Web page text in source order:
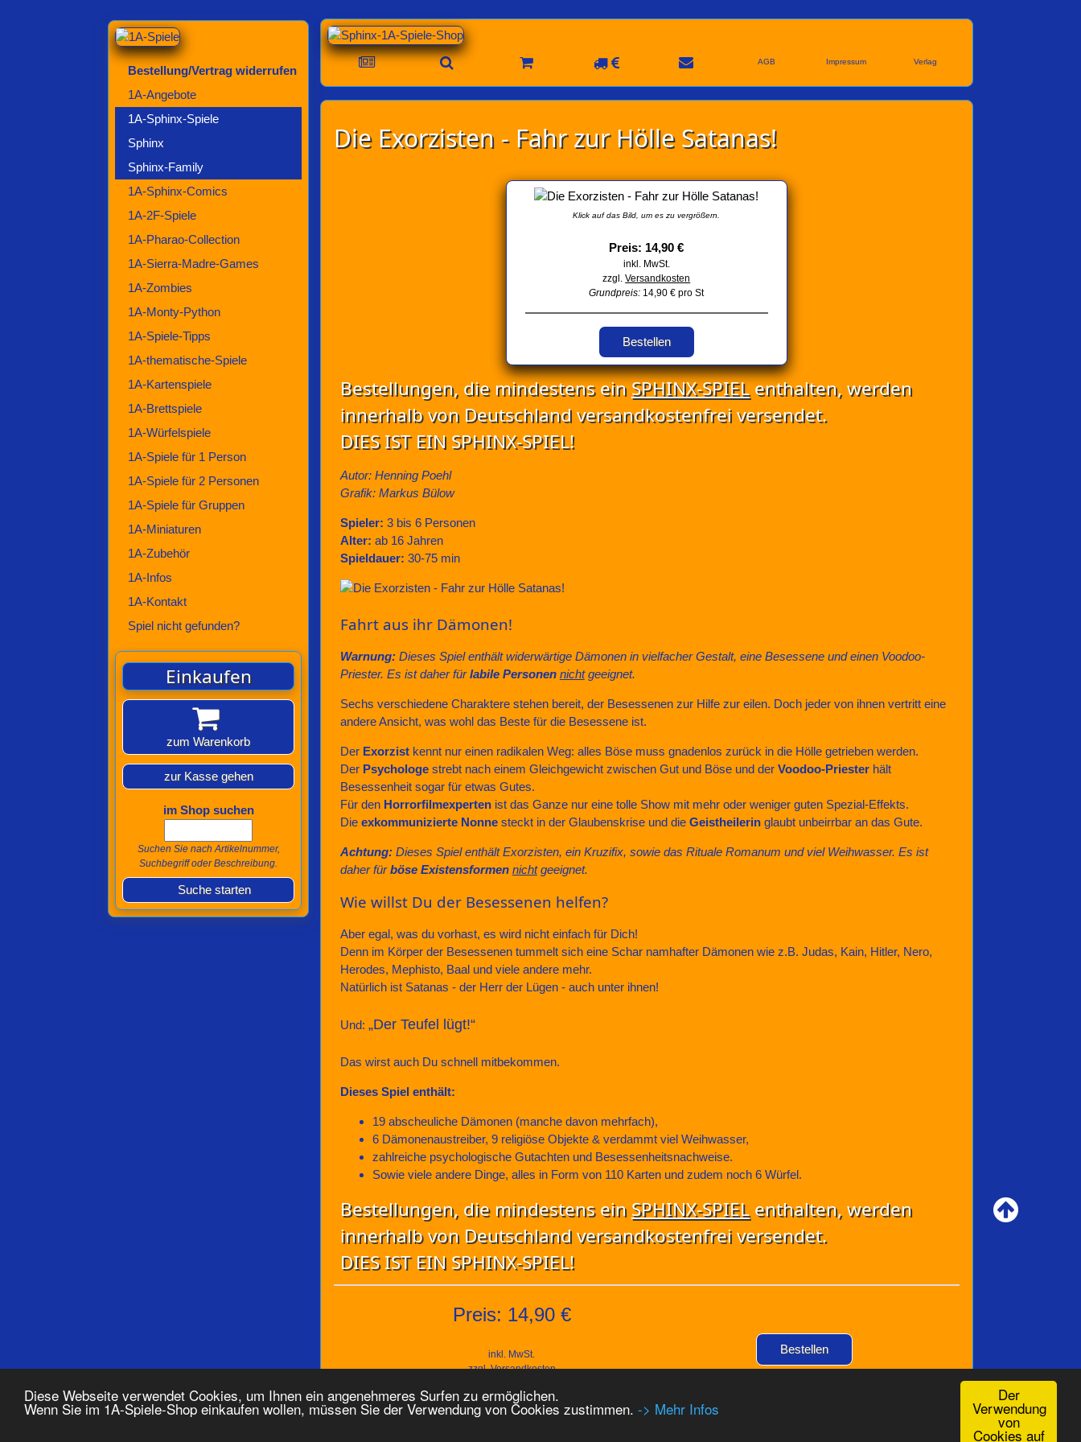
Der
Verwendung
von
Cookies auf
Diese Webseite verwendet Cookies, um Ihnen ein angenehmeres Surfen zu ermöglichen.
Wenn Sie im 1A-Spiele-Shop einkaufen wollen, müssen Sie der Verwendung von Cookies zustimmen. -> Mehr Infos
Bestellung/Vertrag widerrufen
1A-Angebote
1A-Sphinx-Spiele
Sphinx
Sphinx-Family
1A-Sphinx-Comics
1A-2F-Spiele
1A-Pharao-Collection
1A-Sierra-Madre-Games
1A-Zombies
1A-Monty-Python
1A-Spiele-Tipps
1A-thematische-Spiele
1A-Kartenspiele
1A-Brettspiele
1A-Würfelspiele
1A-Spiele für 1 Person
1A-Spiele für 2 Personen
1A-Spiele für Gruppen
1A-Miniaturen
1A-Zubehör
1A-Infos
1A-Kontakt
Spiel nicht gefunden?
Einkaufen
zum Warenkorb
zur Kasse gehen
im Shop suchen
Suchen Sie nach Artikelnummer,
Suchbegriff oder Beschreibung.
Suche starten
AGB Impressum Verlag
Die Exorzisten - Fahr zur Hölle Satanas!
Klick auf das Bild, um es zu vergrößern.
Preis: 14,90 €
inkl. MwSt.
zzgl.Versandkosten
Grundpreis: 14,90 € pro St
Bestellen
Bestellungen, die mindestens einSPHINX-SPIELenthalten, werden
innerhalb von Deutschland versandkostenfrei versendet.
DIES IST EIN SPHINX-SPIEL!
Autor: Henning Poehl
Grafik: Markus Bülow
Spieler: 3 bis 6 Personen
Alter: ab 16 Jahren
Spieldauer: 30-75 min
Fahrt aus ihr Dämonen!
Warnung:Dieses Spiel enthält widerwärtige Dämonen in vielfacher Gestalt, eine Besessene und einen Voodoo-
Priester. Es ist daher fürlabile Personen nichtgeeignet.
Sechs verschiedene Charaktere stehen bereit, der Besessenen zur Hilfe zur eilen. Doch jeder von ihnen vertritt eine
andere Ansicht, was wohl das Beste für die Besessene ist.
Der Exorzistkennt nur einen radikalen Weg: alles Böse muss gnadenlos zurück in die Hölle getrieben werden.
Der Psychologestrebt nach einem Gleichgewicht zwischen Gut und Böse und der Voodoo-Priesterhält
Besessenheit sogar für etwas Gutes.
Für den Horrorfilmexpertenist das Ganze nur eine tolle Show mit mehr oder weniger guten Spezial-Effekts.
Die exkommunizierte Nonnesteckt in der Glaubenskrise und die Geistheileringlaubt unbeirrbar an das Gute.
Achtung:Dieses Spiel enthält Exorzisten, ein Kruzifix, sowie das Rituale Romanum und viel Weihwasser. Es ist
daher fürböse Existensformen nichtgeeignet.
Wie willst Du der Besessenen helfen?
Aber egal, was du vorhast, es wird nicht einfach für Dich!
Denn im Körper der Besessenen tummelt sich eine Schar namhafter Dämonen wie z.B. Judas, Kain, Hitler, Nero,
Herodes, Mephisto, Baal und viele andere mehr.
Natürlich ist Satanas - der Herr der Lügen - auch unter ihnen!
Und: „Der Teufel lügt!“
Das wirst auch Du schnell mitbekommen.
Dieses Spiel enthält:
19 abscheuliche Dämonen (manche davon mehrfach),
6 Dämonenaustreiber, 9 religiöse Objekte & verdammt viel Weihwasser,
zahlreiche psychologische Gutachten und Besessenheitsnachweise.
Sowie viele andere Dinge, alles in Form von 110 Karten und zudem noch 6 Würfel.
Bestellungen, die mindestens ein SPHINX-SPIELenthalten, werden
innerhalb von Deutschland versandkostenfrei versendet.
DIES IST EIN SPHINX-SPIEL!
Preis: 14,90 €
inkl. MwSt.
zzgl.Versandkosten
Bestellen